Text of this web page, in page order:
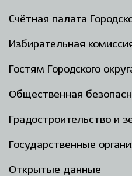
Счётная палата
Избирательная
Гостям Городского
Общественная
Градостроительство и
Государственные
Открытые данные